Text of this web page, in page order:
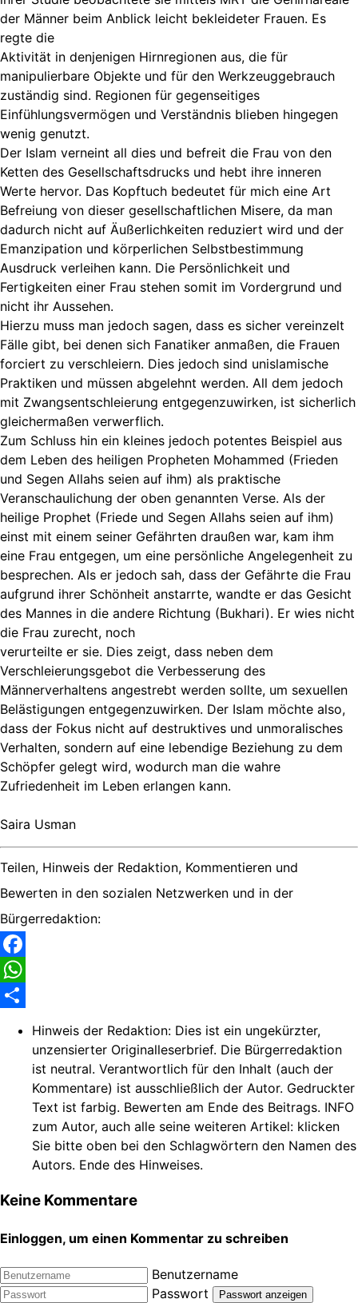
der Männer beim Anblick leicht bekleideter Frauen. Es
regte die
Aktivität in denjenigen Hirnregionen aus, die für
manipulierbare Objekte und für den Werkzeuggebrauch
zuständig sind. Regionen für gegenseitiges
Einfühlungsvermögen und Verständnis blieben hingegen
wenig genutzt.
Der Islam verneint all dies und befreit die Frau von den
Ketten des Gesellschaftsdrucks und hebt ihre inneren
Werte hervor. Das Kopftuch bedeutet für mich eine Art
Befreiung von dieser gesellschaftlichen Misere, da man
dadurch nicht auf Äußerlichkeiten reduziert wird und der
Emanzipation und körperlichen Selbstbestimmung
Ausdruck verleihen kann. Die Persönlichkeit und
Fertigkeiten einer Frau stehen somit im Vordergrund und
nicht ihr Aussehen.
Hierzu muss man jedoch sagen, dass es sicher vereinzelt
Fälle gibt, bei denen sich Fanatiker anmaßen, die Frauen
forciert zu verschleiern. Dies jedoch sind unislamische
Praktiken und müssen abgelehnt werden. All dem jedoch
mit Zwangsentschleierung entgegenzuwirken, ist sicherlich
gleichermaßen verwerflich.
Zum Schluss hin ein kleines jedoch potentes Beispiel aus
dem Leben des heiligen Propheten Mohammed (Frieden
und Segen Allahs seien auf ihm) als praktische
Veranschaulichung der oben genannten Verse. Als der
heilige Prophet (Friede und Segen Allahs seien auf ihm)
einst mit einem seiner Gefährten draußen war, kam ihm
eine Frau entgegen, um eine persönliche Angelegenheit zu
besprechen. Als er jedoch sah, dass der Gefährte die Frau
aufgrund ihrer Schönheit anstarrte, wandte er das Gesicht
des Mannes in die andere Richtung (Bukhari). Er wies nicht
die Frau zurecht, noch
verurteilte er sie. Dies zeigt, dass neben dem
Verschleierungsgebot die Verbesserung des
Männerverhaltens angestrebt werden sollte, um sexuellen
Belästigungen entgegenzuwirken. Der Islam möchte also,
dass der Fokus nicht auf destruktives und unmoralisches
Verhalten, sondern auf eine lebendige Beziehung zu dem
Schöpfer gelegt wird, wodurch man die wahre
Zufriedenheit im Leben erlangen kann.
Saira Usman
Teilen, Hinweis der Redaktion, Kommentieren und
Bewerten in den sozialen Netzwerken und in der
Bürgerredaktion:
Facebook
WhatsApp
Hinweis der Redaktion: Dies ist ein ungekürzter,
unzensierter Originalleserbrief. Die Bürgerredaktion
ist neutral. Verantwortlich für den Inhalt (auch der
Kommentare) ist ausschließlich der Autor. Gedruckter
Text ist farbig. Bewerten am Ende des Beitrags. INFO
zum Autor, auch alle seine weiteren Artikel: klicken
Sie bitte oben bei den Schlagwörtern den Namen des
Autors. Ende des Hinweises.
Keine Kommentare
Einloggen, um einen Kommentar zu schreiben
Benutzername
Passwort
Passwort anzeigen